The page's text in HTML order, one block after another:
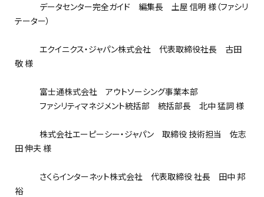
データセンター完全ガイド 編集長 土屋 信明 様（ファシリ
テーター）
エクイニクス・ジャパン株式会社 代表取締役社長 古田
敬 様
富士通株式会社 アウトソーシング事業本部
ファシリティマネジメント統括部 統括部長 北中 猛詞 様
株式会社エーピーシー・ジャパン 取締役 技術担当 佐志
田 伸夫 様
さくらインターネット株式会社 代表取締役 社長 田中 邦
裕